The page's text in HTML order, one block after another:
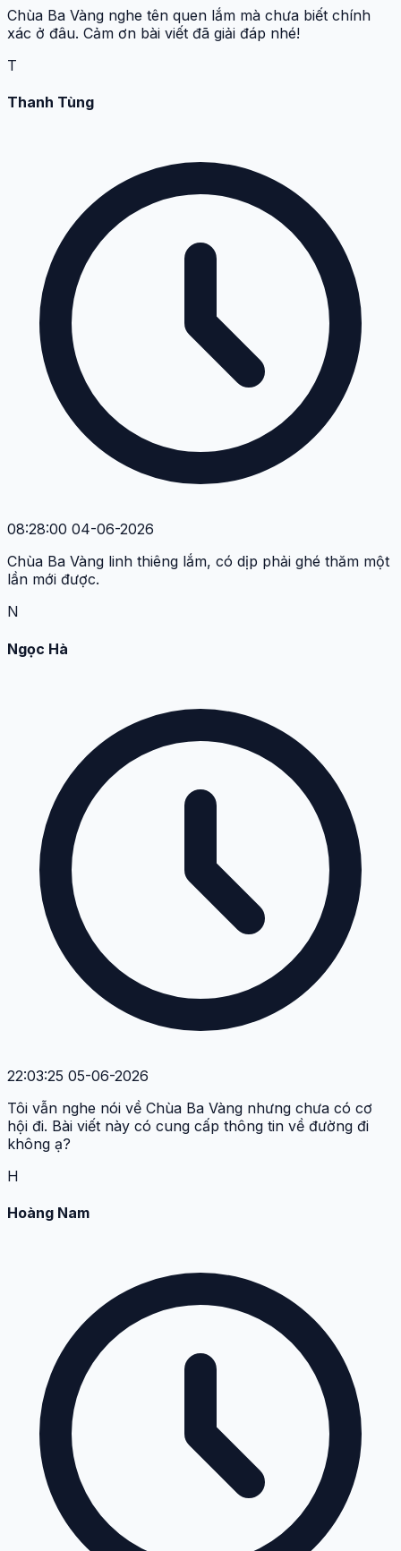
Chùa Ba Vàng nghe tên quen lắm mà chưa biết chính
xác ở đâu. Cảm ơn bài viết đã giải đáp nhé!
T
Thanh Tùng
08:28:00 04-06-2026
Chùa Ba Vàng linh thiêng lắm, có dịp phải ghé thăm một
lần mới được.
N
Ngọc Hà
22:03:25 05-06-2026
Tôi vẫn nghe nói về Chùa Ba Vàng nhưng chưa có cơ
hội đi. Bài viết này có cung cấp thông tin về đường đi
không ạ?
H
Hoàng Nam